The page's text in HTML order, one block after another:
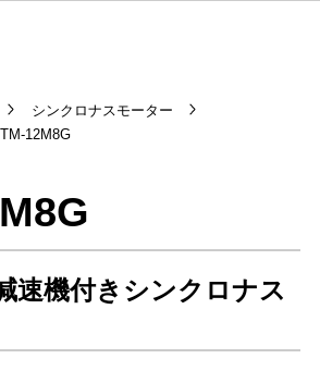
シンクロナスモーター
12M8G
速機付きシンクロナス